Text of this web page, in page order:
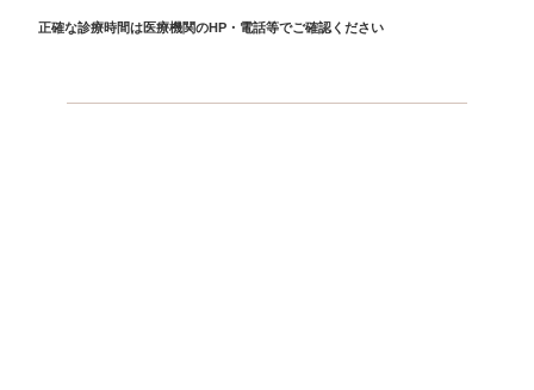
正確な診療時間は医療機関のHP・電話等でご確認ください